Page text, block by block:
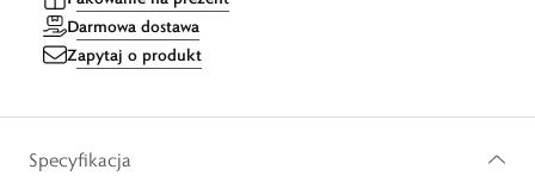
Darmowa dostawa
Zapytaj o produkt
Specyfikacja